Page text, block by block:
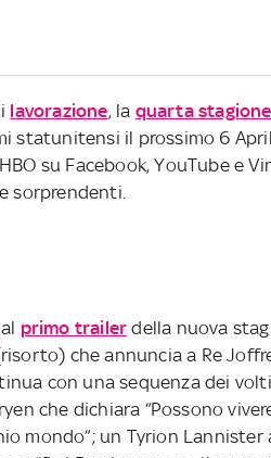
lavorazione, la quarta
statunitensi il prossimo 6
su Facebook, YouTube e
sorprendenti.
primo trailer della nuova
che annuncia a Re
con una sequenza dei
che dichiara “Possono
mondo”; un Tyrion